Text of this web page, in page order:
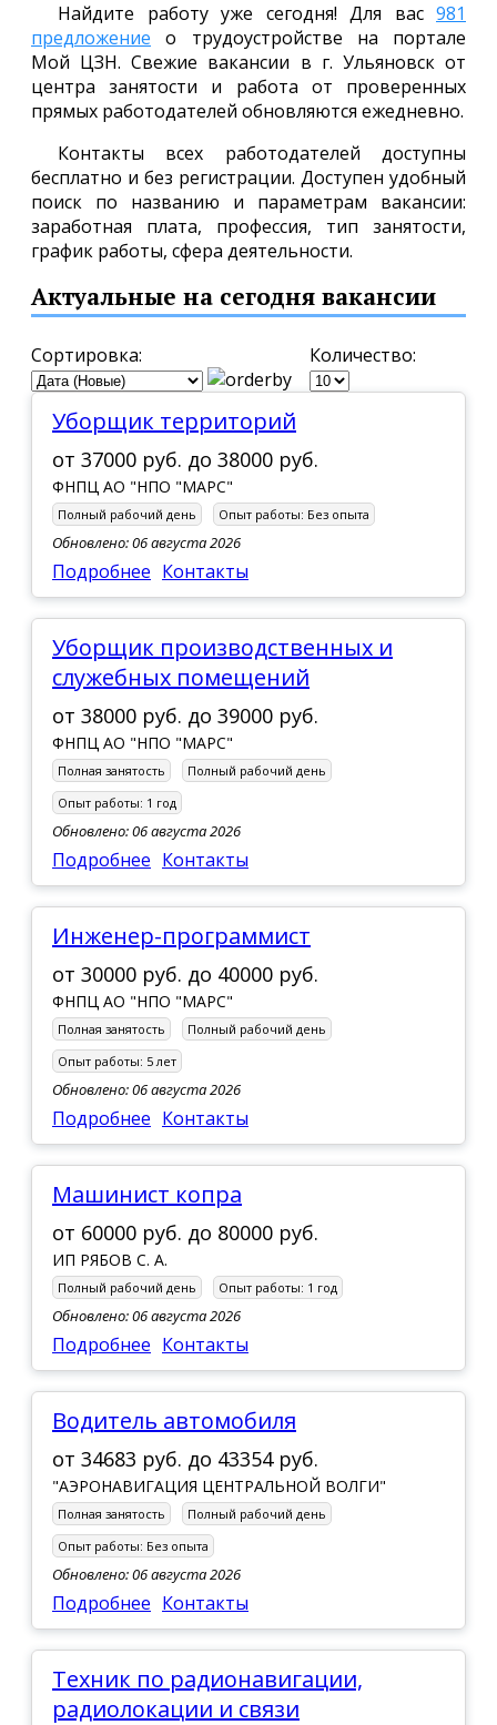
Найдите работу уже сегодня! Для вас 981
предложение о трудоустройстве на портале
Мой ЦЗН. Свежие вакансии в г. Ульяновск от
центра занятости и работа от проверенных
прямых работодателей обновляются ежедневно.
Контакты всех работодателей доступны
бесплатно и без регистрации. Доступен удобный
поиск по названию и параметрам вакансии:
заработная плата, профессия, тип занятости,
график работы, сфера деятельности.
Актуальные на сегодня вакансии
Сортировка: Количество:
Уборщик территорий
от 37000 руб. до 38000 руб.
ФНПЦ АО "НПО "МАРС"
Полный рабочий день Опыт работы: Без опыта
Обновлено: 06 августа 2026
Подробнее Контакты
Уборщик производственных и
служебных помещений
от 38000 руб. до 39000 руб.
ФНПЦ АО "НПО "МАРС"
Полная занятость
Полный рабочий день
Опыт работы: 1 год
Обновлено: 06 августа 2026
Подробнее Контакты
Инженер-программист
от 30000 руб. до 40000 руб.
ФНПЦ АО "НПО "МАРС"
Полная занятость
Полный рабочий день
Опыт работы: 5 лет
Обновлено: 06 августа 2026
Подробнее Контакты
Машинист копра
от 60000 руб. до 80000 руб.
ИП РЯБОВ С. А.
Полный рабочий день Опыт работы: 1 год
Обновлено: 06 августа 2026
Подробнее Контакты
Водитель автомобиля
от 34683 руб. до 43354 руб.
"АЭРОНАВИГАЦИЯ ЦЕНТРАЛЬНОЙ ВОЛГИ"
Полная занятость
Полный рабочий день
Опыт работы: Без опыта
Обновлено: 06 августа 2026
Подробнее Контакты
Техник по радионавигации,
радиолокации и связи